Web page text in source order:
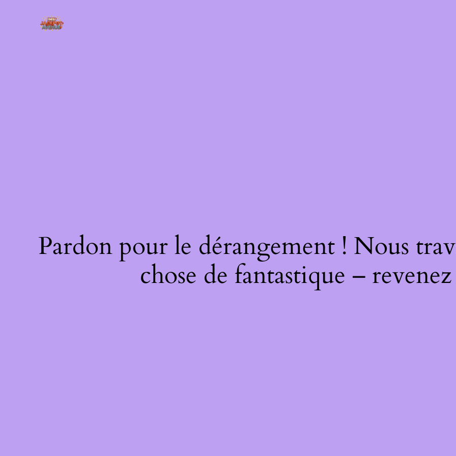
Pardon pour le dérangement ! Nous
chose de fantastique –